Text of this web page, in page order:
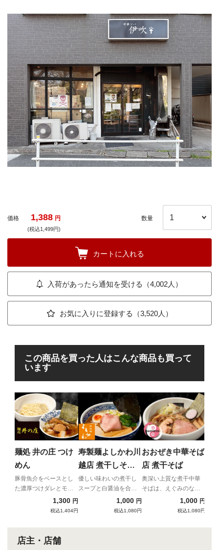
価格 1,388 円
(税込1,499円)
数量
カートに入れる
入荷があったら通知を受ける（4,002人）
お気に入りに登録する（3,520人）
この商品を買った人はこんな商品も買って
います
麺処 井の庄 つけ
めん
豚骨魚介をベースとし
た濃厚つけダレとモチ
モチ食感の中太麺1,300 円
税込1,404円
寿製麺よしかわ川
越店 煮干しそば
白醤油
優しい味わいの煮干し
スープと白醤油を合わ
1,000 円
税込1,080円
おおぜき中華そば
店 煮干そば
奥深い上質な煮干中華
そばは、えぐみのない
煮干の旨みだけを抽出
した超ハイレベルな逸
1,000 円
税込1,080円
店主・店舗